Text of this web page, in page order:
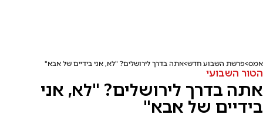
אמס פרשת השבוע חדש אתה בדרך לירושלים? "לא, אני בידיים של אבא"
הטור השבועי
אתה בדרך לירושלים? "לא, אני
בידיים של אבא"